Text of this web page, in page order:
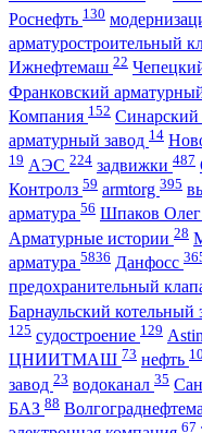
Роснефть 130
арматуростроительный
Ижнефтемаш 22
Франковский
Компания 152 Синарский
арматурный завод 14
19 АЭС 224 задвижки 487
Контролз 59 armtorg 395
арматура 56 Шпаков
Арматурные истории 28
арматура 5836 Данфосс
предохранительный
Барнаульский котельный
125 судостроение 129
ЦНИИТМАШ 73 нефть
завод 23 водоканал 35
БАЗ 88
67